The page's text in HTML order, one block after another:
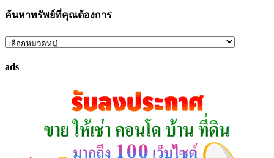
ค้นหาทรัพย์ที่คุณต้องการ
ค้นหา
ที่
ads